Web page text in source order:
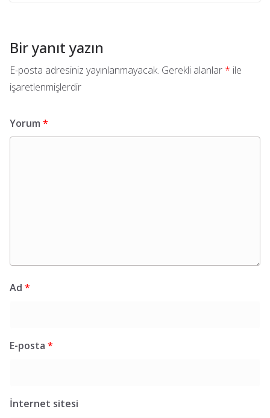
Bir yanıt yazın
E-posta adresiniz yayınlanmayacak. Gerekli alanlar * ile
işaretlenmişlerdir
Yorum *
Ad *
E-posta *
İnternet sitesi